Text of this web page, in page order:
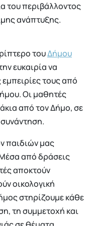
του περιβάλλοντος
ανάπτυξης.
τουΔήμου
ευκαιρία να
εμπειρίες τους από
Οι μαθητές
από τον Δήμο, σε
συνάντηση.
παιδιών μας
από δράσεις
αποκτούν
οικολογική
στηρίζουμε κάθε
τη συμμετοχή και